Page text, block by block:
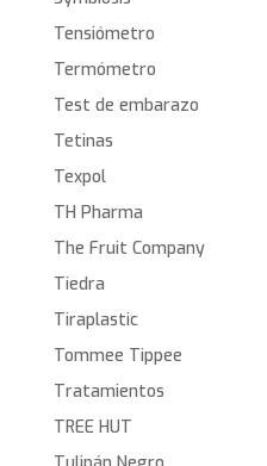
Tensiómetro
Termómetro
Test de embarazo
Tetinas
Texpol
TH Pharma
The Fruit Company
Tiedra
Tiraplastic
Tommee Tippee
Tratamientos
TREE HUT